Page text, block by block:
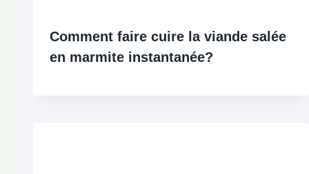
Comment faire cuire la viande salée
en marmite instantanée?